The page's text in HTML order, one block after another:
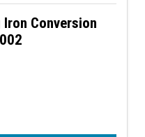
Conversion